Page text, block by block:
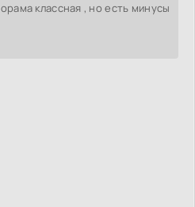
классная , но есть минусы